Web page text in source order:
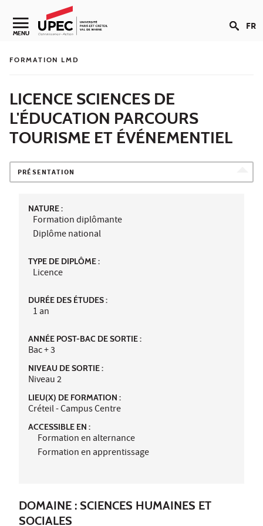
Aller au contenu
Navigation secondaire
MENU FR
FORMATION LMD
LICENCE SCIENCES DE
L'ÉDUCATION PARCOURS
TOURISME ET ÉVÉNEMENTIEL
PRÉSENTATION
NATURE :
Formation diplômante
Diplôme national
TYPE DE DIPLÔME :
Licence
DURÉE DES ÉTUDES :
1 an
ANNÉE POST-BAC DE SORTIE :
Bac + 3
NIVEAU DE SORTIE :
Niveau 2
LIEU(X) DE FORMATION :
Créteil - Campus Centre
ACCESSIBLE EN :
Formation en alternance
Formation en apprentissage
DOMAINE : SCIENCES HUMAINES ET
SOCIALES